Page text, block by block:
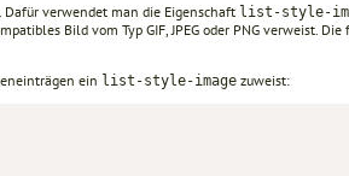
verwendet man die Eigenschaft list-style-
Bild vom Typ GIF, JPEG oder PNG verweist. Die
ein list-style-image zuweist: